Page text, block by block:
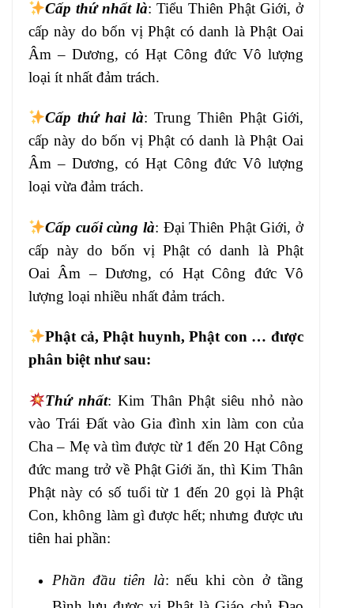
Cấp thứnhất là: Tiểu Thiên Phật Giới, ở
cấp này do bốn vị Phật có danh là Phật Oai
Âm – Dương, có Hạt Công đức Vô lượng
loại ít nhất đảm trách.
Cấp thứ hai là: Trung Thiên Phật Giới,
cấp này do bốn vị Phật có danh là Phật Oai
Âm – Dương, có Hạt Công đức Vô lượng
loại vừa đảm trách.
Cấp cuối cùng là: Đại Thiên Phật Giới, ở
cấpnày do bốn vị Phật có danh là Phật
Oai Âm – Dương, có Hạt Công đức Vô
lượng loại nhiều nhất đảm trách.
Phật cả, Phật huynh, Phật con … được
phân biệtnhư sau:
Thứ nhất: Kim Thân Phật siêu nhỏ nào
vào Trái Đất vào Gia đình xin làm con của
Cha – Mẹ và tìm được từ 1 đến 20 Hạt Công
đức mang trở về Phật Giới ăn, thì Kim Thân
Phật này có số tuổi từ 1 đến 20 gọi là Phật
Con, không làm gì được hết;nhưng được ưu
tiên hai phần:
Phần đầu tiên là: nếu khi còn ở tầng